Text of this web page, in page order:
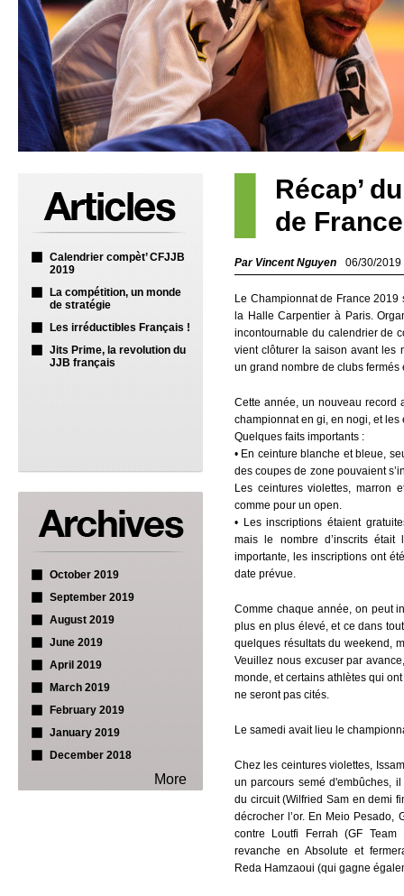
Calendrier compèt’ CFJJB
2019
La compétition, un monde
de stratégie
Les irréductibles Français !
Jits Prime, la revolution du
JJB français
October 2019
September 2019
August 2019
June 2019
April 2019
March 2019
February 2019
January 2019
December 2018
More
Récap’
de
Par Vincent Nguyen 06/30/2019
Le Championnat de France
la Halle Carpentier à Paris.
incontournable du calendrier de
vient clôturer la saison avant les
un grand nombre de clubs
Cette année, un nouveau record
championnat en gi, en nogi, et les
Quelques faits importants :
• En ceinture blanche et bleue,
des coupes de zone pouvaient
Les ceintures violettes, marron
comme pour un open.
• Les inscriptions étaient
mais le nombre d’inscrits
importante, les inscriptions ont
date prévue.
Comme chaque année, on peut
plus en plus élevé, et ce dans
quelques résultats du weekend,
Veuillez nous excuser par
monde, et certains athlètes qui
ne seront pas cités.
Le samedi avait lieu le
Chez les ceintures violettes,
un parcours semé d'embûches,
du circuit (Wilfried Sam en demi
décrocher l’or. En Meio Pesado,
contre Loutfi Ferrah (GF
revanche en Absolute et
Reda Hamzaoui (qui gagne